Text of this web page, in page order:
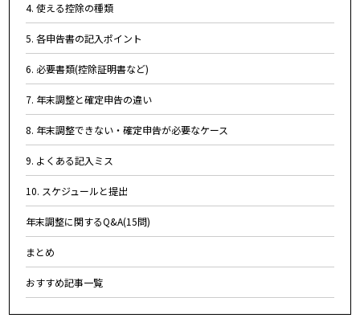
4. 使える控除の種類
5. 各申告書の記入ポイント
6. 必要書類(控除証明書など)
7. 年末調整と確定申告の違い
8. 年末調整できない・確定申告が必要なケース
9. よくある記入ミス
10. スケジュールと提出
年末調整に関するQ&A(15問)
まとめ
おすすめ記事一覧